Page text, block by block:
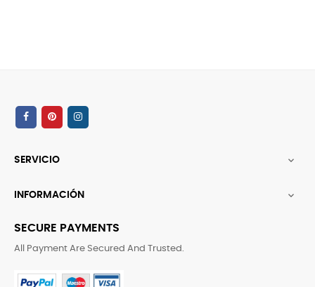
SERVICIO 
INFORMACIÓN 
SECURE PAYMENTS
All Payment Are Secured And Trusted.